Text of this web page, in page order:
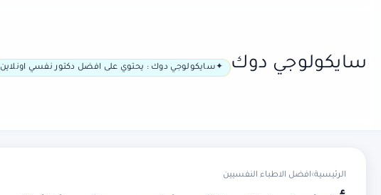
سايكولوجي دوك سايكولوجي دوك : يحتوي على افضل دكتور نفسي اونلاين
الرئيسية›افضل الاطباء النفسيين